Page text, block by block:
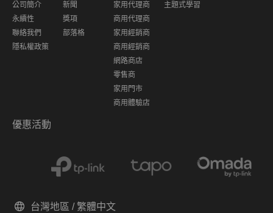
公司簡介
永續性
聯絡我們
隱私權政策
新聞
獎項
部落格
家用代理商
商用代理商
家用經銷商
商用經銷商
網路商店
零售商
家用門市
商用體驗店
主題式學習
優惠活動
台灣地區 / 繁體中文